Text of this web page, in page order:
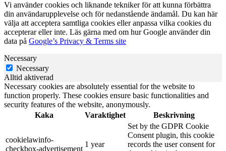
Vi använder cookies och liknande tekniker för att kunna förbättra
din användarupplevelse och för nedanstående ändamål. Du kan här
välja att acceptera samtliga cookies eller anpassa vilka cookies du
accepterar eller inte. Läs gärna med om hur Google använder din
data på Google’s Privacy & Terms site
Necessary
Necessary
Alltid aktiverad
Necessary cookies are absolutely essential for the website to
function properly. These cookies ensure basic functionalities and
security features of the website, anonymously.
Kaka
Varaktighet Beskrivning
cookielawinfo-
checkbox-advertisement
1 year
Set by the GDPR Cookie
Consent plugin, this cookie
records the user consent for